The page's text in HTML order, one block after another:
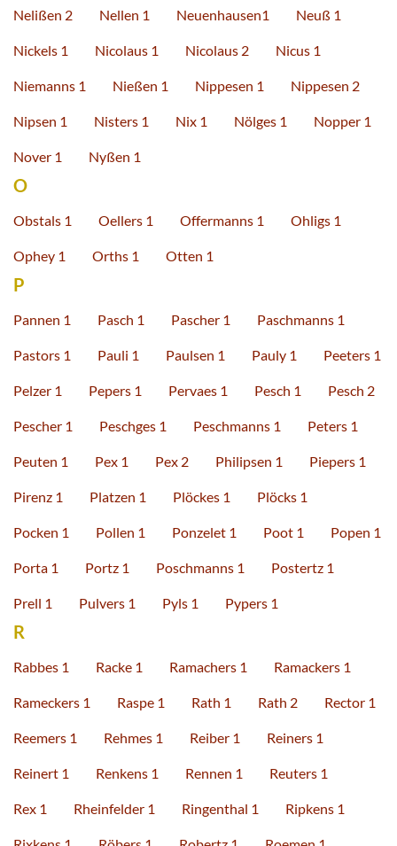
Nelißen 2 Nellen 1 Neuenhausen1 Neuß 1
Nickels 1 Nicolaus 1 Nicolaus 2 Nicus 1
Niemanns 1 Nießen 1 Nippesen 1 Nippesen 2
Nipsen 1 Nisters 1 Nix 1 Nölges 1 Nopper 1
Nover 1 Nyßen 1
O
Obstals 1 Oellers 1 Offermanns 1 Ohligs 1
Ophey 1 Orths 1 Otten 1
P
Pannen 1 Pasch 1 Pascher 1 Paschmanns 1
Pastors 1 Pauli 1 Paulsen 1 Pauly 1 Peeters 1
Pelzer 1 Pepers 1 Pervaes 1 Pesch 1 Pesch 2
Pescher 1 Peschges 1 Peschmanns 1 Peters 1
Peuten 1 Pex 1 Pex 2 Philipsen 1 Piepers 1
Pirenz 1 Platzen 1 Plöckes 1 Plöcks 1
Pocken 1 Pollen 1 Ponzelet 1 Poot 1 Popen 1
Porta 1 Portz 1 Poschmanns 1 Postertz 1
Prell 1 Pulvers 1 Pyls 1 Pypers 1
R
Rabbes 1 Racke 1 Ramachers 1 Ramackers 1
Rameckers 1 Raspe 1 Rath 1 Rath 2 Rector 1
Reemers 1 Rehmes 1 Reiber 1 Reiners 1
Reinert 1 Renkens 1 Rennen 1 Reuters 1
Rex 1 Rheinfelder 1 Ringenthal 1 Ripkens 1